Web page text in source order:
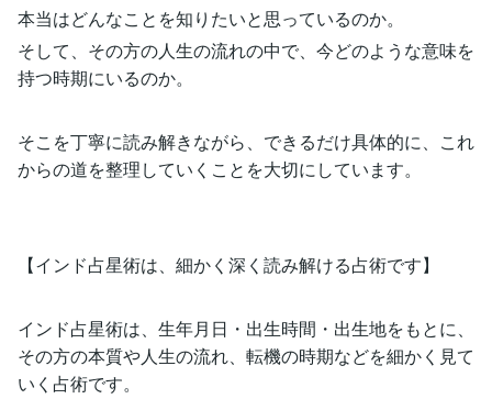
本当はどんなことを知りたいと思っているのか。
そして、その方の人生の流れの中で、今どのような意味を
持つ時期にいるのか。
そこを丁寧に読み解きながら、できるだけ具体的に、これ
からの道を整理していくことを大切にしています。
【インド占星術は、細かく深く読み解ける占術です】
インド占星術は、生年月日・出生時間・出生地をもとに、
その方の本質や人生の流れ、転機の時期などを細かく見て
いく占術です。